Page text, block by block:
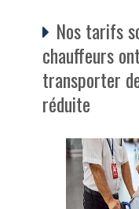
Nos tarifs
chauffeurs
transporter
réduite